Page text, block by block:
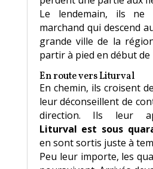
Le lendemain, ils ne
marchand qui descend
grande ville de la
partir à pied en début de
En route vers Liturval
En chemin, ils croisent
leur déconseillent de
direction. Ils leur
Liturval est sous
en sont sortis juste à
Peu leur importe, les